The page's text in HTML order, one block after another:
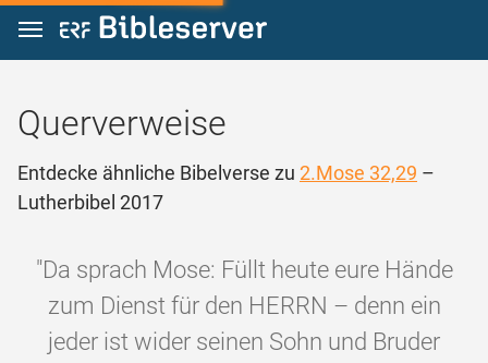
Zum Inhalt springen
Querverweise
Entdecke ähnliche Bibelverse zu 2.Mose 32,29 –
Lutherbibel 2017
"Da sprach Mose: Füllt heute eure Hände
zum Dienst für den HERRN – denn ein
jeder ist wider seinen Sohn und Bruder